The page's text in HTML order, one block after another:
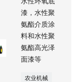
漆，水性聚
氨酯介质涂
料和水性聚
氨酯高光泽
面漆等
农业机械